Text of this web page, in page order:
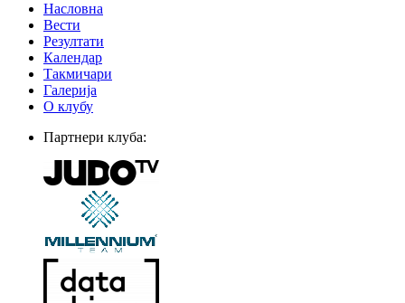
Насловна
Вести
Резултати
Календар
Такмичари
Галерија
О клубу
Партнери клуба: